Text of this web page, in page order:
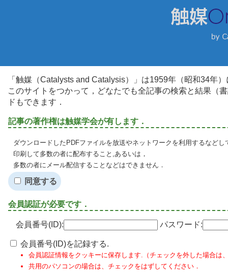
「触媒（Catalysts and Catalysis）」は1959年（昭和34年
このサイトをつかって，どなたでも全記事の検索と結果（
ドもできます．
記事の著作権は触媒学会が有します．
ダウンロードしたPDFファイルを放送やネットワークを利用するなど
印刷して多数の者に配布すること,あるいは，
多数の者にメール配信することなどはできません．
同意する
会員認証が必要です．
会員番号(ID): パスワード:
会員番号(ID)を記録する.
会員認証情報をクッキーに保存します.（チェックを外した場合は
共用のパソコンの場合は、チェックをはずしてください．